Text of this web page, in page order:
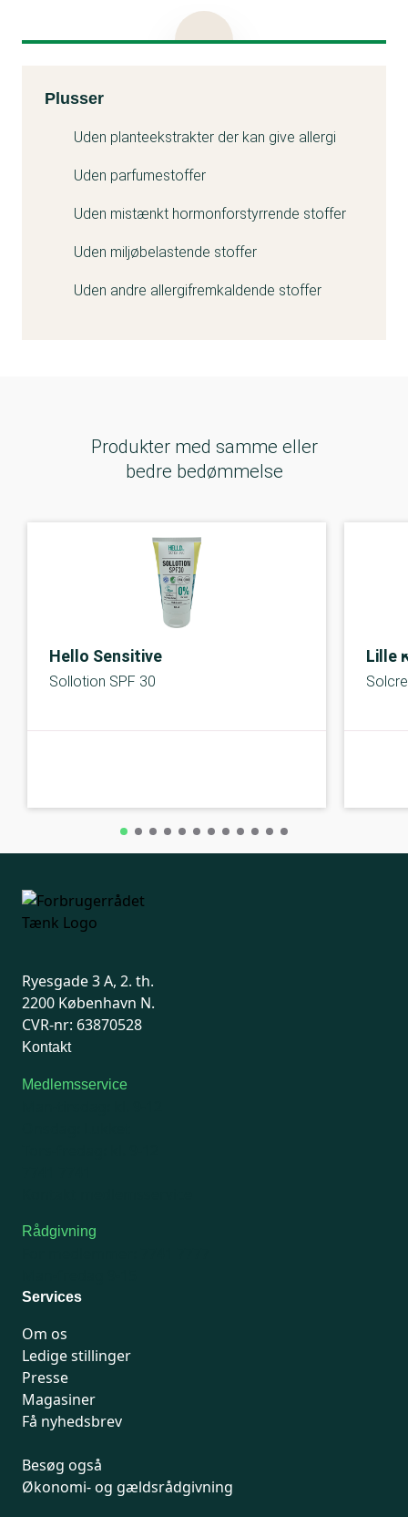
EU har fastsat en grænse for forureningen, der skal
Kiilto oplyser, at de anvender Diethylamino
hydroxybenzoyl hexyl benzoate uden urenheden
kommende krav.
Læs mere i testartiklen om solcreme
Kemitest
Plusser
Uden planteekstrakter der kan give allergi
Uden parfumestoffer
Uden mistænkt hormonforstyrrende stoffer
Uden miljøbelastende stoffer
Uden andre allergifremkaldende stoffer
Produkter med samme eller
bedre bedømmelse
Hello Sensitive
Sollotion SPF 30
Lille
Ryesgade 3 A, 2. th.
2200 København N.
CVR-nr: 63870528
Kontakt
Medlemsservice
Rådgivning
Services
Om os
Ledige stillinger
Presse
Magasiner
Få nyhedsbrev
Besøg også
Økonomi- og gældsrådgivning